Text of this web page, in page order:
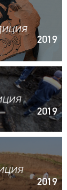
2019
2019
2019